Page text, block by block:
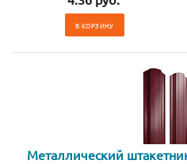
В КОРЗИНУ
Металлический